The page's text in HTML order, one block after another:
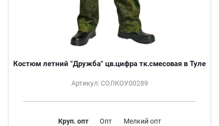
Костюм летний "Дружба" цв.цифра тк.смесовая в Туле
Артикул: СОЛКОУ00289
Круп. опт Опт Мелкий опт